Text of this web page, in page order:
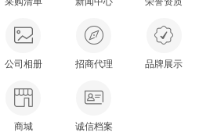
公司相册 招商代理 品牌展示
商城 诚信档案